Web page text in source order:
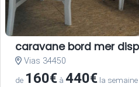
caravane bord mer
Vias 34450
de 160€ à 440€ la semaine